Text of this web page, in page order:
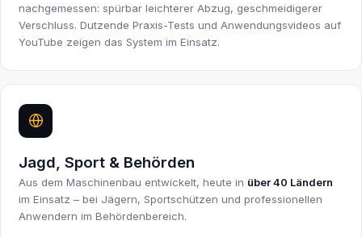
nachgemessen: spürbar leichterer Abzug, geschmeidigerer
Verschluss. Dutzende Praxis-Tests und Anwendungsvideos auf
YouTube zeigen das System im Einsatz.
Jagd, Sport & Behörden
Aus dem Maschinenbau entwickelt, heute in über 40 Ländern
im Einsatz – bei Jägern, Sportschützen und professionellen
Anwendern im Behördenbereich.